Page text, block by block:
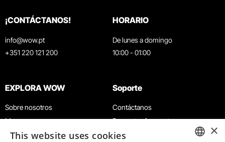
¡CONTÁCTANOS!
info@wow.pt
+351 220 121 200
HORARIO
De lunes a domingo
10:00 - 01:00
EXPLORA WOW
Sobre nosotros
Museos
Agenda
Soporte
Contáctanos
Preguntas frecuentes
Términos y condiciones
×
This website uses cookies